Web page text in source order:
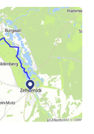
Vorbei an der
geht es weiter
reizvollsten
idyllischer
Der einstige
zu, wie die
genannt wird.
Schleuse und
gelangen schließlich